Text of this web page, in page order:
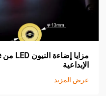
الإبداعية
عرض المزيد